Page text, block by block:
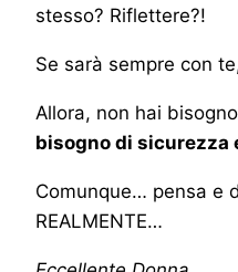
stesso? Riflettere?!
Se sarà sempre con
Allora, non hai
bisogno di sicurezza
Comunque… pensa e
REALMENTE…